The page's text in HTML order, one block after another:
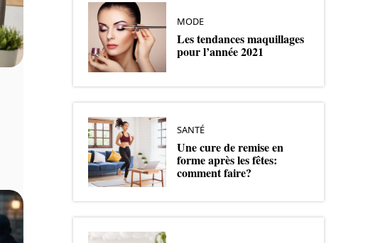
MODE
Les tendances maquillages
pour l’année 2021
SANTÉ
Une cure de remise en
forme après les fêtes:
comment faire?